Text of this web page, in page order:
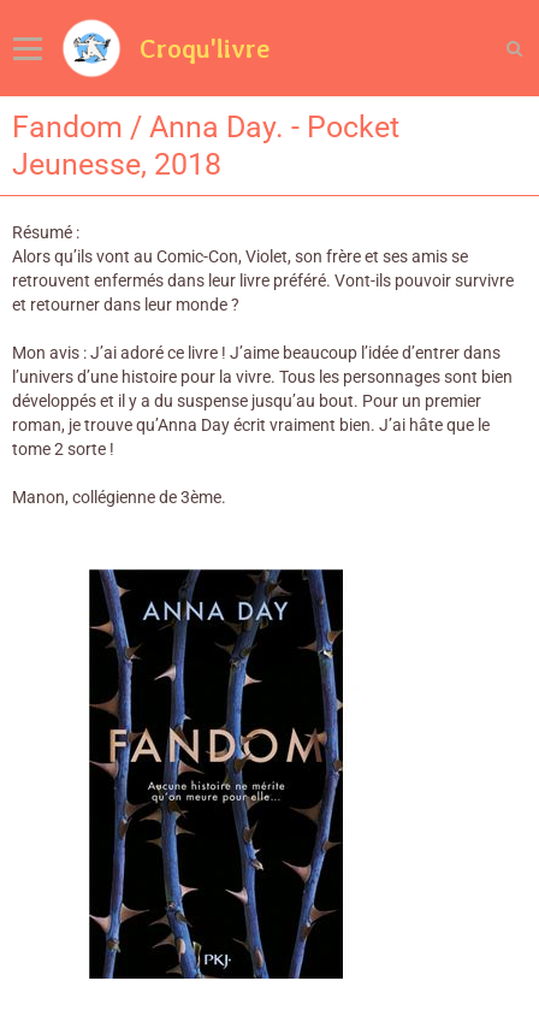
Croqu'livre
Fandom / Anna Day. - Pocket
Jeunesse, 2018
Résumé :
Alors qu’ils vont au Comic-Con, Violet, son frère et ses amis se
retrouvent enfermés dans leur livre préféré. Vont-ils pouvoir survivre
et retourner dans leur monde ?
Mon avis : J’ai adoré ce livre ! J’aime beaucoup l’idée d’entrer dans
l’univers d’une histoire pour la vivre. Tous les personnages sont bien
développés et il y a du suspense jusqu’au bout. Pour un premier
roman, je trouve qu’Anna Day écrit vraiment bien. J’ai hâte que le
tome 2 sorte !
Manon, collégienne de 3ème.